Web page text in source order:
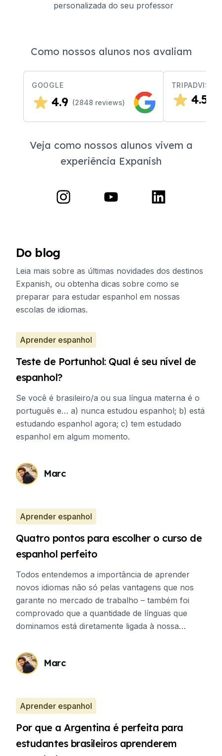
personalizada do seu professor
Como nossos alunos nos avaliam
GOOGLE
4.9 (2848 reviews)
TRIPADVISOR
4.5
Veja como nossos alunos vivem a
experiência Expanish
Do blog
Leia mais sobre as últimas novidades dos destinos
Expanish, ou obtenha dicas sobre como se
preparar para estudar espanhol em nossas
escolas de idiomas.
Aprender espanhol
Teste de Portunhol: Qual é seu nível de
espanhol?
Se você é brasileiro/a ou sua língua materna é o
português e… a) nunca estudou espanhol; b) está
estudando espanhol agora; c) tem estudado
espanhol em algum momento.
Marc
Aprender espanhol
Quatro pontos para escolher o curso de
espanhol perfeito
Todos entendemos a importância de aprender
novos idiomas não só pelas vantagens que nos
garante no mercado de trabalho – também foi
comprovado que a quantidade de línguas que
dominamos está diretamente ligada à nossa
expandir o horizonte linguístico, nós, brasileiros,
quase sempre escolhemos aprender Espanhol. E
para o Mandarim, e ocupa o terceiro lugar no
ranking de idiomas mais importantes para se falar
na atualidade, atrás novamente de Mandarim e
Árabe.
Marc
Aprender espanhol
Por que a Argentina é perfeita para
estudantes brasileiros aprenderem